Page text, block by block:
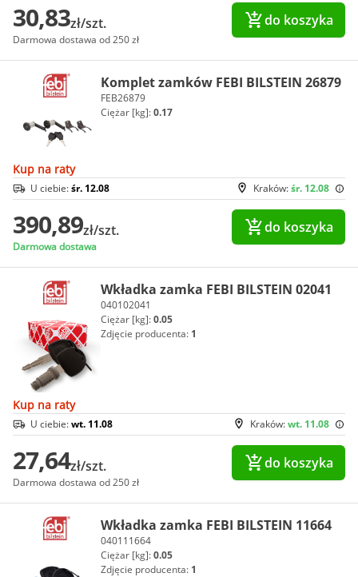
30,83zł/szt.
Darmowa dostawa od 250 zł
do koszyka
Komplet zamków FEBI BILSTEIN 26879
FEB26879
Ciężar [kg]:0.17
Kup na raty
Kraków:śr. 12.08
U ciebie:śr. 12.08
390,89zł/szt.
Darmowa dostawa
do koszyka
Wkładka zamka FEBI BILSTEIN 02041
040102041
Ciężar [kg]:0.05
Zdjęcie producenta: 1
Kup na raty
Kraków:wt. 11.08
U ciebie:wt. 11.08
27,64zł/szt.
Darmowa dostawa od 250 zł
do koszyka
Wkładka zamka FEBI BILSTEIN 11664
040111664
Ciężar [kg]:0.05
Zdjęcie producenta: 1